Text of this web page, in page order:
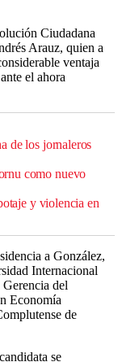
Ciudadana
Arauz, quien a
ventaja
el ahora
de los jornaleros
como nuevo
y violencia en
a González,
Internacional
del
Economía
de
se